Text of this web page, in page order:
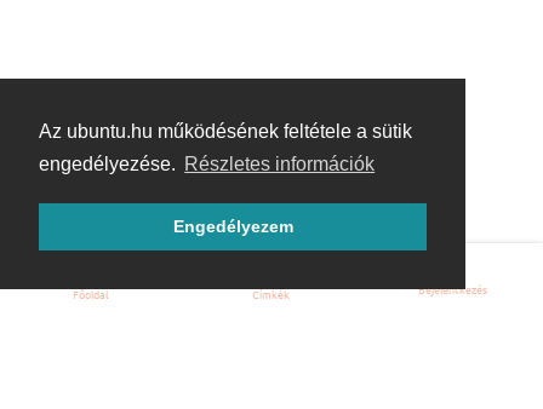
Az ubuntu.hu működésének feltétele a sütik
engedélyezése. Részletes információk
Engedélyezem
Főoldal Címkék Bejelentkezés